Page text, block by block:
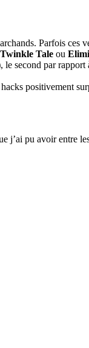
Parfois ces
Twinkle Tale ou
second par
positivement
j’ai pu avoir entre